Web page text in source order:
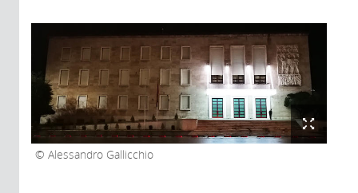
Alessandro Gallicchio